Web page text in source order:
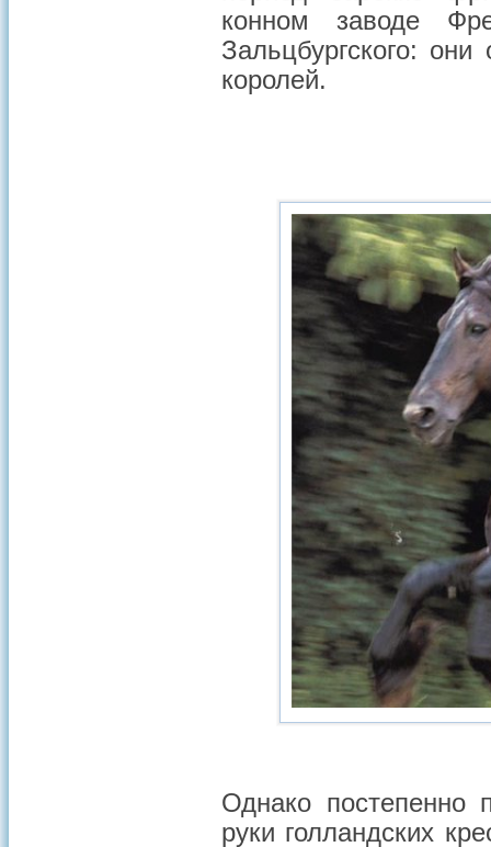
конном заводе
Зальцбургского:
королей.
Однако постепенно
руки голландских